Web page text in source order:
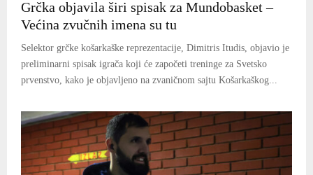
Grčka objavila širi spisak za Mundobasket –
Većina zvučnih imena su tu
Selektor grčke košarkaške reprezentacije, Dimitris Itudis, objavio je
preliminarni spisak igrača koji će započeti treninge za Svetsko
prvenstvo, kako je objavljeno na zvaničnom sajtu Košarkaškog...